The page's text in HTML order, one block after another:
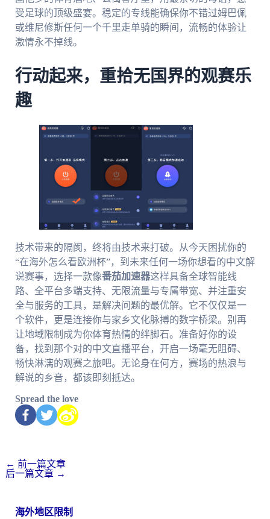
受足球的顶级盛宴。稳定的专线能确保你不错过姆巴佩
或维尼修斯任何一个千里走单骑的瞬间，流畅的体验让
激情永不掉线。
行动起来，重拾无国界的观赛乐
趣
技术带来的隔阂，终将由技术来打破。从今天困扰你的
“在海外怎么看欧洲杯”，到未来任何一场你想看的中文解
说赛事，选择一款像番茄加速器这样具备全球智能线
路、全平台多端支持、无限流量与专属带宽、并注重安
全与服务的工具，是解决问题的最优解。它不仅仅是一
个软件，更是连接你与家乡文化脉搏的数字桥梁。别再
让地域限制成为你体育热情的绊脚石。准备好你的设
备，找到那个对的中文直播平台，开启一场毫无阻碍、
畅快淋漓的观赛之旅吧。无论身在何方，赛场的热浪与
解说的乡音，都该即刻抵达。
Spread the love
← 前一篇文章
后一篇文章 →
海外地区限制